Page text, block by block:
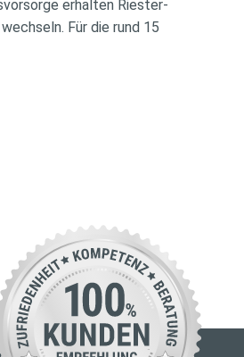
erhalten Riester-
Für die rund 15